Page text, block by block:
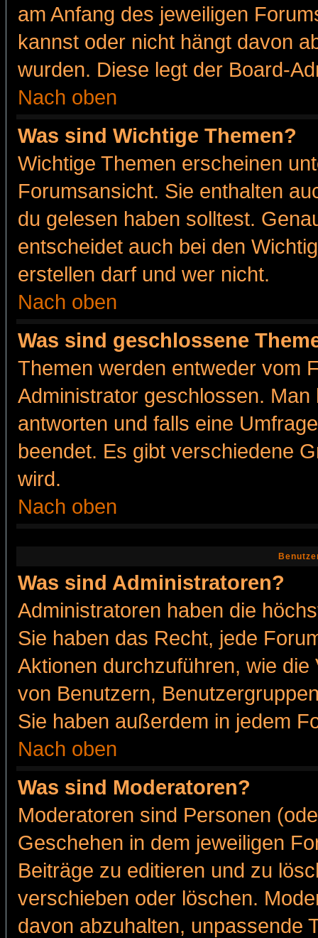
am Anfang des jeweiligen
kannst oder nicht hängt davon
wurden. Diese legt der Board-
Nach oben
Was sind Wichtige Themen?
Wichtige Themen erscheinen
Forumsansicht. Sie enthalten
du gelesen haben solltest.
entscheidet auch bei den
erstellen darf und wer nicht.
Nach oben
Was sind geschlossene
Themen werden entweder vom
Administrator geschlossen.
antworten und falls eine
beendet. Es gibt verschiedene
wird.
Nach oben
Was sind Administratoren?
Administratoren haben die
Sie haben das Recht, jede
Aktionen durchzuführen, wie
von Benutzern,
Sie haben außerdem in jedem
Nach oben
Was sind Moderatoren?
Moderatoren sind Personen
Geschehen in dem jeweiligen
Beiträge zu editieren und zu
verschieben oder löschen.
davon abzuhalten, unpassende